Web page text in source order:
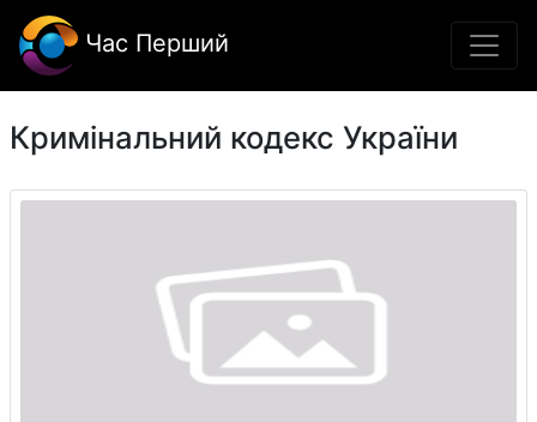
Час Перший
Кримінальний кодекс України